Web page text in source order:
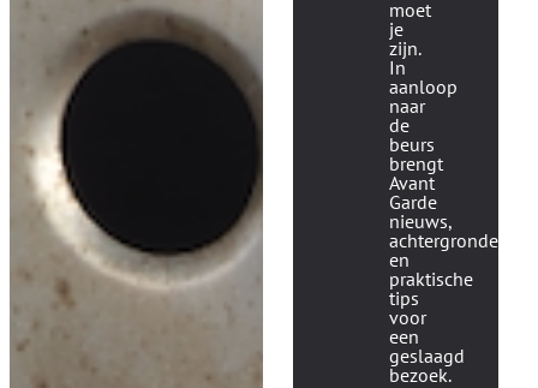
moet
je
zijn.
In
aanloop
naar
de
beurs
brengt
Avant
Garde
nieuws,
achtergronden
en
praktische
tips
voor
een
geslaagd
bezoek.